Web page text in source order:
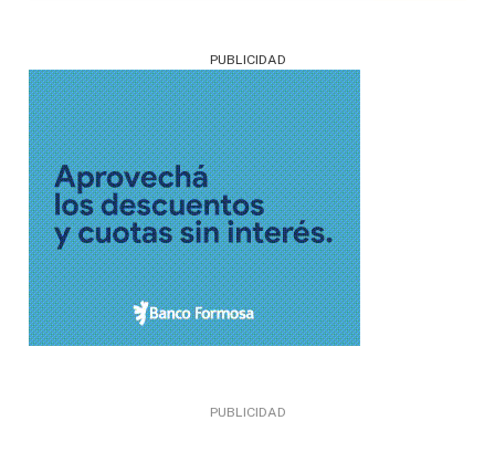
PUBLICIDAD
PUBLICIDAD